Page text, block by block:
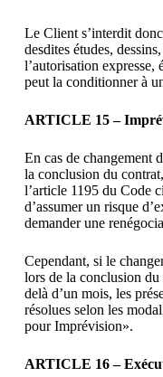
Le Client s’interdit
desdites études,
l’autorisation expresse,
peut la conditionner à
ARTICLE 15 –
En cas de changement
la conclusion du
l’article 1195 du Code
d’assumer un risque
demander une
Cependant, si le
lors de la conclusion
delà d’un mois, les
résolues selon les
pour Imprévision».
ARTICLE 16 –